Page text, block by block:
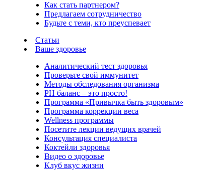
Как стать партнером?
Предлагаем сотрудничество
Будьте с теми, кто преуспевает
Статьи
Ваше здоровье
Аналитический тест здоровья
Проверьте свой иммунитет
Методы обследования организма
РH баланс – это просто!
Программа «Привычка быть здоровым»
Программа коррекции веса
Wellness программы
Посетите лекции ведущих врачей
Консультация специалиста
Коктейли здоровья
Видео о здоровье
Клуб вкус жизни